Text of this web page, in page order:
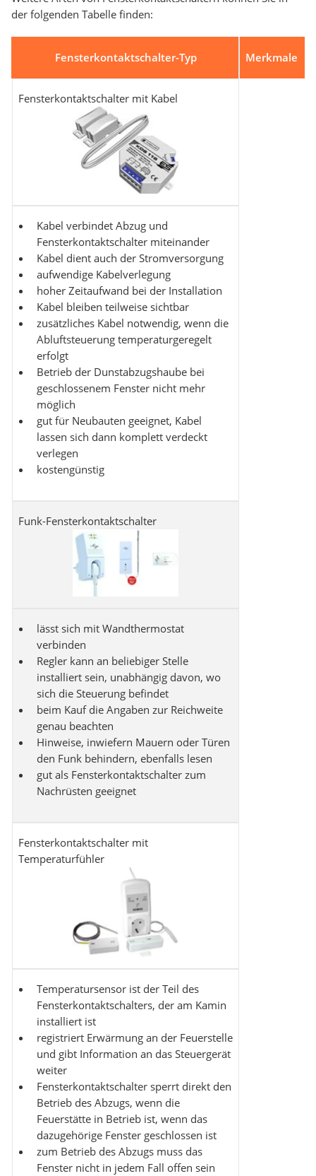
der folgenden Tabelle finden:
Fensterkontaktschalter-Typ Merkmale
Fensterkontaktschalter mit Kabel
Kabel verbindet Abzug und
Fensterkontaktschalter miteinander
Kabel dient auch der Stromversorgung
aufwendige Kabelverlegung
hoher Zeitaufwand bei der Installation
Kabel bleiben teilweise sichtbar
zusätzliches Kabel notwendig, wenn die
Abluftsteuerung temperaturgeregelt
erfolgt
Betrieb der Dunstabzugshaube bei
geschlossenem Fenster nicht mehr
möglich
gut für Neubauten geeignet, Kabel
lassen sich dann komplett verdeckt
verlegen
kostengünstig
Funk-Fensterkontaktschalter
lässt sich mit Wandthermostat
verbinden
Regler kann an beliebiger Stelle
installiert sein, unabhängig davon, wo
sich die Steuerung befindet
beim Kauf die Angaben zur Reichweite
genau beachten
Hinweise, inwiefern Mauern oder Türen
den Funk behindern, ebenfalls lesen
gut als Fensterkontaktschalter zum
Nachrüsten geeignet
Fensterkontaktschalter mit
Temperaturfühler
Temperatursensor ist der Teil des
Fensterkontaktschalters, der am Kamin
installiert ist
registriert Erwärmung an der Feuerstelle
und gibt Information an das Steuergerät
weiter
Fensterkontaktschalter sperrt direkt den
Betrieb des Abzugs, wenn die
Feuerstätte in Betrieb ist, wenn das
dazugehörige Fenster geschlossen ist
zum Betrieb des Abzugs muss das
Fenster nicht in jedem Fall offen sein